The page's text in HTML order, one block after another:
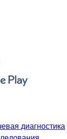
диагностика